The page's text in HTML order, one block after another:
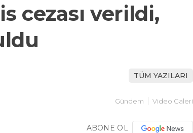
cezası verildi,
TÜM YAZILARI
Gündem Video Galeri
ABONE OL